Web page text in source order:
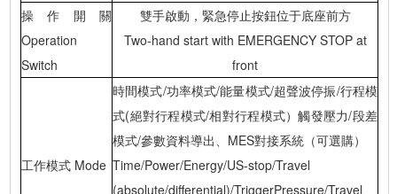
操作開關
Operation
Switch
雙手啟動，緊急停止按鈕位于底座前方
Two-hand start with EMERGENCY STOP at
front
工作模式 Mode
時間模式/功率模式/能量模式/超聲波停振/行程模
式(絕對行程模式/相對行程模式）觸發壓力/段差
模式/參數資料導出、MES對接系統（可選購）
Time/Power/Energy/US-stop/Travel
(absolute/differential)/TriggerPressure/Travel